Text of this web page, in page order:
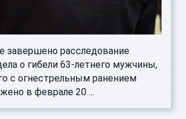
завершено расследование
о гибели 63-летнего мужчины,
с огнестрельным ранением
в феврале 20 ...